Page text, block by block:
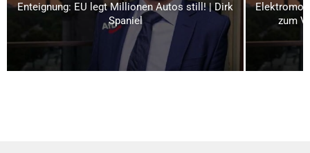
Enteignung: EU legt Millionen Autos still! | Dirk
Spaniel
zum